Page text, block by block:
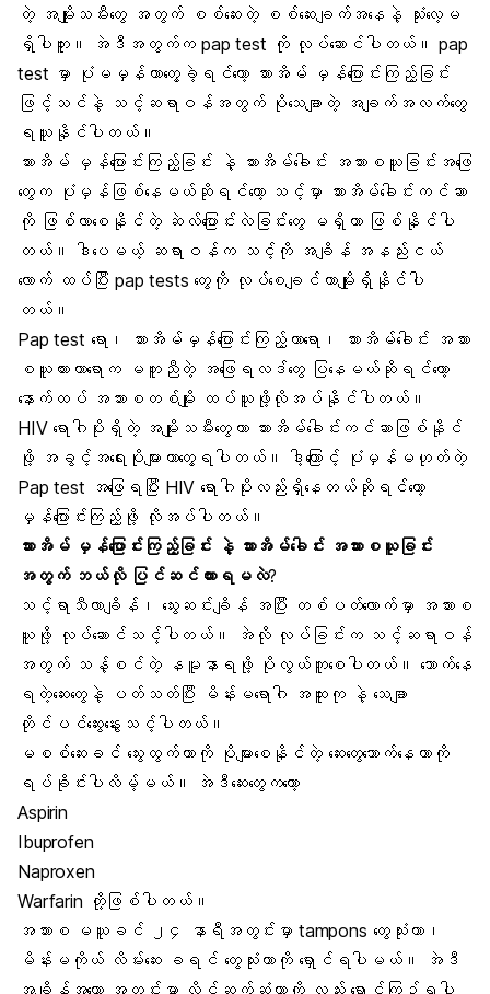
တဲ့ အမျိုးသမီးတွေ အတွက် စစ်ဆေးတဲ့ စစ်ဆေးချက်အနေနဲ့ သုံးလေ့မ
ရှိပါဘူး။ အဲဒီအတွက်က pap test ကို လုပ်ဆောင်ပါတယ်။ pap
test မှာ ပုံမမှန်တာတွေ့ခဲ့ရင်တော့ သားအိမ် မှန်ပြောင်းကြည့်ခြင်း
ဖြင့်သင်နဲ့ သင့်ဆရာဝန်အတွက် ပိုသေချာတဲ့ အချက်အလက်တွေ
ရယူနိုင်ပါတယ်။
သားအိမ် မှန်ပြောင်းကြည့်ခြင်း နဲ့ သားအိမ်ခေါင်း အသားစယူခြင်းအဖြေ
တွေက ပုံမှန်ဖြစ်နေမယ်ဆိုရင်တော့ သင့်မှာ သားအိမ်ခေါင်းကင်ဆာ
ကို ဖြစ်လာစေနိုင်တဲ့ ဆဲလ်ပြောင်းလဲခြင်းတွေ မရှိတာ ဖြစ်နိုင်ပါ
တယ်။ ဒါပေမယ့် ဆရာဝန်က သင့်ကို အချိန် အနည်းငယ်
လောက် ထပ်ပြီး pap tests တွေကို လုပ်စေချင်တာမျိုးရှိနိုင်ပါ
တယ်။
Pap test ရော၊ သားအိမ်မှန်ပြောင်းကြည့်တာရော၊ သားအိမ်ခေါင်း အသား
စယူထားတာရောက မတူညီတဲ့ အဖြေရလဒ်တွေ ပြနေမယ်ဆိုရင်တော့
နောက်ထပ် အသားစတစ်မျိုး ထပ်ယူဖို့လိုအပ်နိုင်ပါတယ်။
HIV ရောဂါပိုးရှိတဲ့ အမျိုးသမီးတွေဟာ သားအိမ်ခေါင်းကင်ဆာဖြစ်နိုင်
ဖို့ အခွင့်အရေးပိုများတာတွေ့ရပါတယ်။ ဒါ့ကြောင့် ပုံမှန်မဟုတ်တဲ့
Pap test အဖြေရပြီး HIV ရောဂါပိုးလည်းရှိနေတယ်ဆိုရင်တော့
မှန်ပြောင်းကြည့်ဖို့ လိုအပ်ပါတယ်။
သားအိမ် မှန်ပြောင်းကြည့်ခြင်း နဲ့ သားအိမ်ခေါင်း အသားစယူခြင်း
အတွက် ဘယ်လို ပြင်ဆင်ထားရမလဲ?
သင့်ရာသီလာချိန်၊ သွေးဆင်းချိန် အပြီး တစ်ပတ်လောက်မှာ အသားစ
ယူဖို့ လုပ်ဆောင်သင့်ပါတယ်။ အဲလို လုပ်ခြင်းက သင့်ဆရာဝန်
အတွက် သန့်စင်တဲ့ နမူနာရဖို့ ပိုလွယ်ကူစေပါတယ်။ သောက်နေ
ရတဲ့ဆေးတွေနဲ့ ပတ်သတ်ပြီး မိန်းမရောဂါ အထူးကု နဲ့ သေချာ
တိုင်ပင်ဆွေးနွေးသင့်ပါတယ်။
မစစ်ဆေးခင် သွေးထွက်တာကို ပိုများစေနိုင်တဲ့ ဆေးတွေသောက်နေတာကို
ရပ်ခိုင်းပါလိမ့်မယ်။ အဲဒီဆေးတွေကတော့
Aspirin
Ibuprofen
Naproxen
Warfarin တို့ဖြစ်ပါတယ်။
အသားစ မယူခင် ၂၄ နာရီအတွင်းမှာ tampons တွေသုံးတာ၊
မိန်းမကိုယ် လိမ်းဆေး ခရင် တွေသုံးတာကို ရှောင်ရပါမယ်။ အဲဒီ
အချိန်အတော အတွင်းမှာ လိင်ဆက်ဆံတာကို လည်း ရှောင်ကြဉ်ရပါ